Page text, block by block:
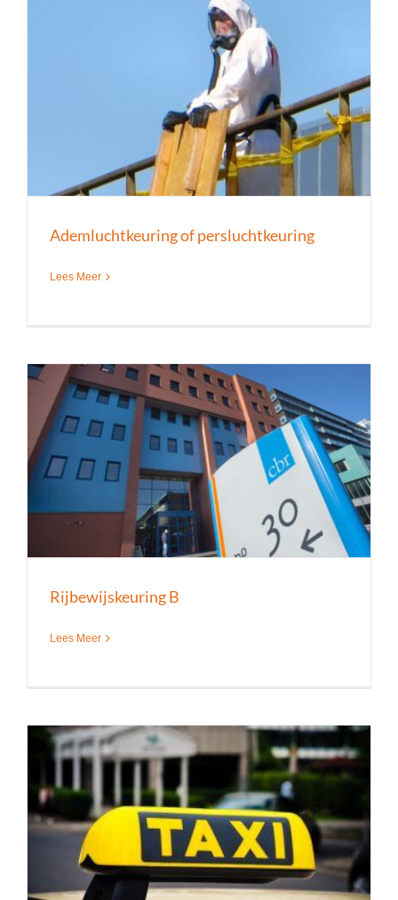
Ademluchtkeuring of persluchtkeuring
Lees Meer
Rijbewijskeuring B
Lees Meer